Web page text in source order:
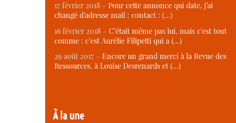
17 février 2018 – Pour cette annonce qui date, j’ai
changé d’adresse mail : contact : (…)
16 février 2018 – C’était même pas lui, mais c’est tout
comme : c’est Aurélie Filipetti qui a (…)
29 août 2017 – Encore un grand merci à la Revue des
Ressources, à Louise Desrenards et (…)
À la une